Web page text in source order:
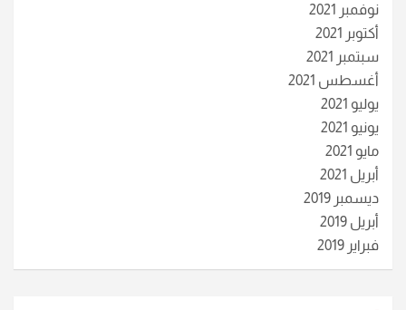
نوفمبر 2021
أكتوبر 2021
سبتمبر 2021
أغسطس 2021
يوليو 2021
يونيو 2021
مايو 2021
أبريل 2021
ديسمبر 2019
أبريل 2019
فبراير 2019